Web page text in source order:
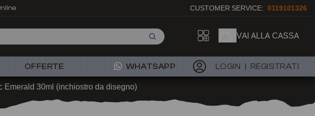
CUSTOMER SERVICE: 0119101326
VAI ALLA CASSA
OFFERTE WHATSAPP LOGIN REGISTRATI
Emerald 30ml (inchiostro da disegno)